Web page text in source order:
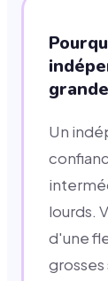
Un
lourds.
d'une
grosses